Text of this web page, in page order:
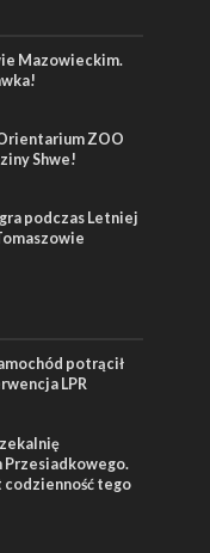
Mazowieckim.
ZOO
Shwe!
podczas Letniej
potrącił
LPR
Przesiadkowego.
codzienność tego